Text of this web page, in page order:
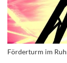
Förderturm im